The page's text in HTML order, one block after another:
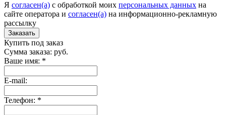
Я согласен(а) c обработкой моих персональных данных на
сайте оператора и согласен(а) на информационно-рекламную
рассылку
Заказать
Купить под заказ
Сумма заказа: руб.
Ваше имя: *
E-mail:
Телефон: *